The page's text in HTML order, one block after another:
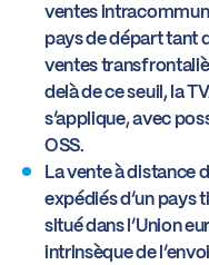
Boîte à outils
ventes
pays de départ tant
ventes
delà de ce seuil, la
s’applique, avec
OSS.
La vente à distance
expédiés d’un pays
situé dans l’Union
intrinsèque de